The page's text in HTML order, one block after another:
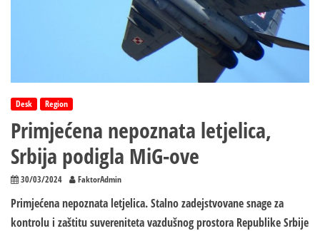
Desk Region
Primjećena nepoznata letjelica,
Srbija podigla MiG-ove
30/03/2024 FaktorAdmin
Primjećena nepoznata letjelica. Stalno zadejstvovane snage za
kontrolu i zaštitu suvereniteta vazdušnog prostora Republike Srbije